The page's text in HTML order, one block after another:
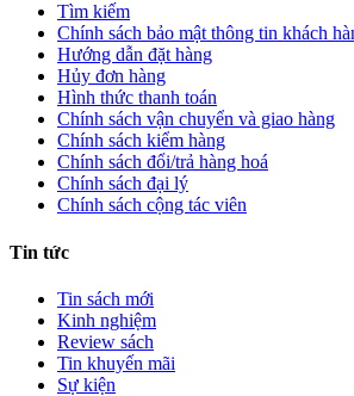
Tìm kiếm
Chính sách bảo mật thông tin khách
Hướng dẫn đặt hàng
Hủy đơn hàng
Hình thức thanh toán
Chính sách vận chuyển và giao hàng
Chính sách kiểm hàng
Chính sách đổi/trả hàng hoá
Chính sách đại lý
Chính sách cộng tác viên
Tin tức
Tin sách mới
Kinh nghiệm
Review sách
Tin khuyến mãi
Sự kiện